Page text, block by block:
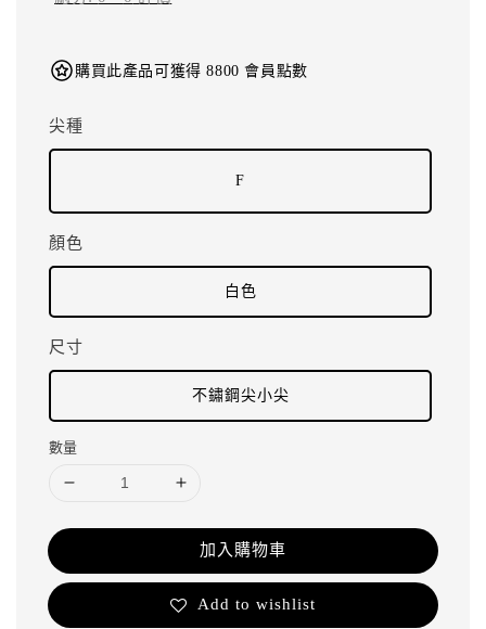
購買此產品可獲得 8800 會員點數
尖種
F
顏色
白色
尺寸
不鏽鋼尖小尖
數量
加入購物車
Add to wishlist